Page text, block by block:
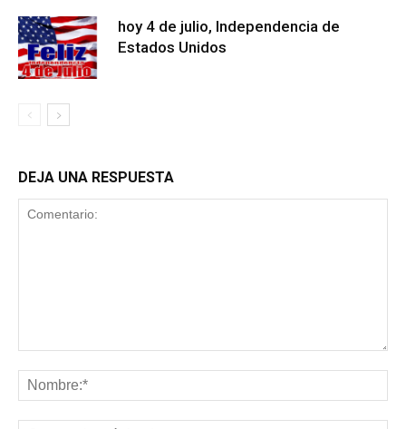
hoy 4 de julio, Independencia de
Estados Unidos
DEJA UNA RESPUESTA